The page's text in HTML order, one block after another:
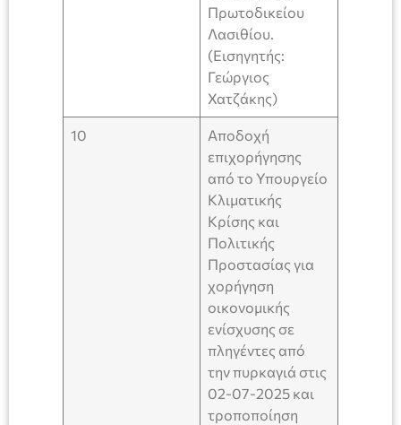
Πρωτοδικείου
Λασιθίου.
(Εισηγητής:
Γεώργιος
Χατζάκης)
10
Αποδοχή
επιχορήγησης
από το Υπουργείο
Κλιματικής
Κρίσης και
Πολιτικής
Προστασίας για
χορήγηση
οικονομικής
ενίσχυσης σε
πληγέντες από
την πυρκαγιά στις
02-07-2025 και
τροποποίηση